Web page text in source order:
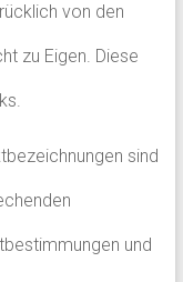
von den
zu Eigen. Diese
sind
und